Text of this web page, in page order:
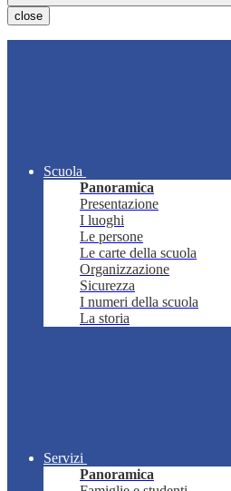
close
Scuola
Panoramica
Presentazione
I luoghi
Le persone
Le carte della scuola
Organizzazione
Sicurezza
I numeri della scuola
La storia
Servizi
Panoramica